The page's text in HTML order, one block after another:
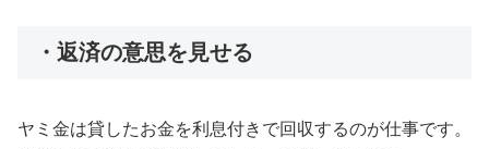
・返済の意思を見せる
ヤミ金は貸したお金を利息付きで回収するのが仕事です。